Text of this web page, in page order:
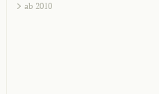
ab 2010